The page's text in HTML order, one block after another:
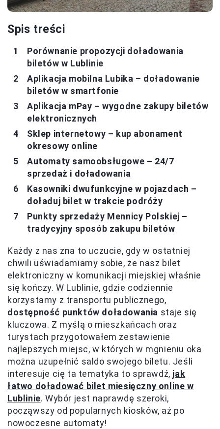
Spis treści
Porównanie propozycji doładowania
biletów w Lublinie
Aplikacja mobilna Lubika – doładowanie
biletów w smartfonie
Aplikacja mPay – wygodne zakupy biletów
elektronicznych
Sklep internetowy – kup abonament
okresowy online
Automaty samoobsługowe – 24/7
sprzedaż i doładowania
Kasowniki dwufunkcyjne w pojazdach –
doładuj bilet w trakcie podróży
Punkty sprzedaży Mennicy Polskiej –
tradycyjny sposób zakupu biletów
Każdy z nas zna to uczucie, gdy w ostatniej
chwili uświadamiamy sobie, że nasz bilet
elektroniczny w komunikacji miejskiej właśnie
się kończy. W Lublinie, gdzie codziennie
korzystamy z transportu publicznego,
dostępność punktów doładowania staje się
kluczowa. Z myślą o mieszkańcach oraz
turystach przygotowałem zestawienie
najlepszych miejsc, w których w mgnieniu oka
można uzupełnić saldo swojego biletu. Jeśli
interesuje cię ta tematyka to sprawdź, jak
łatwo doładować bilet miesięczny online w
Lublinie. Wybór jest naprawdę szeroki,
począwszy od popularnych kiosków, aż po
nowoczesne automaty!